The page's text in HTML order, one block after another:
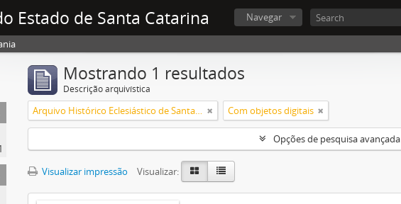
Estado de Santa Catarina Navegar
Mostrando 1 resultados
Descrição arquivística
Arquivo Histórico Eclesiástico de Santa Catarina Com objetos digitais
Opções de pesquisa avançada
Visualizar impressão Visualizar: